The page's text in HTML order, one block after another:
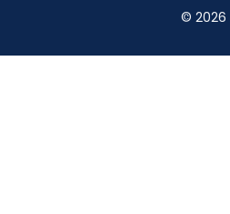
© 2026